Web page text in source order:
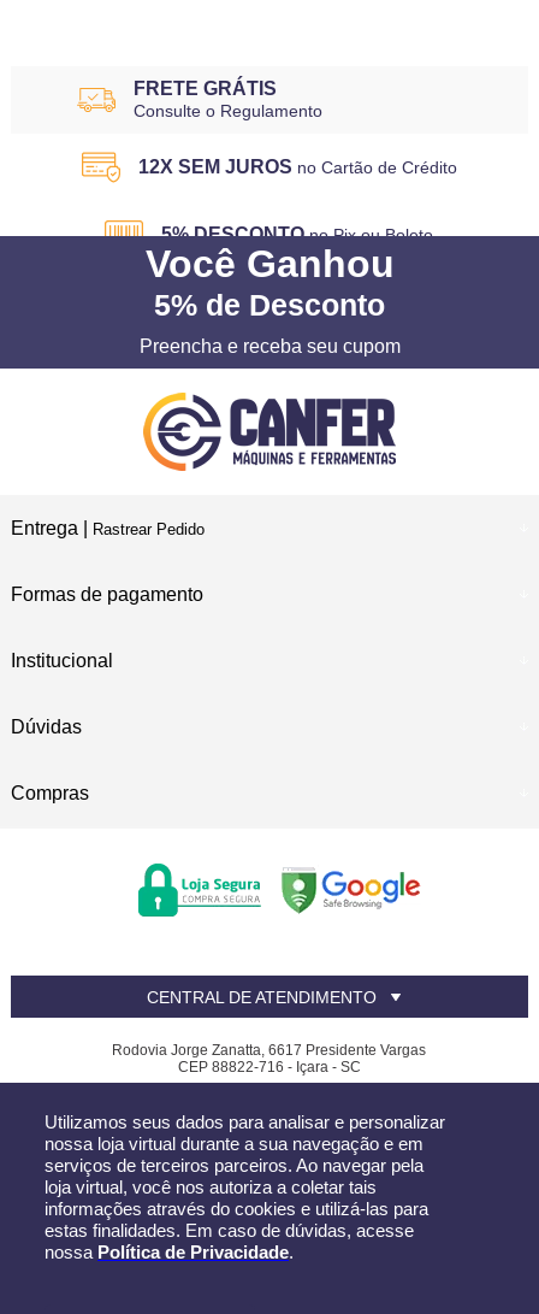
Utilizamos seus dados para analisar e personalizar
nossa loja virtual durante a sua navegação e em
serviços de terceiros parceiros. Ao navegar pela
loja virtual, você nos autoriza a coletar tais
informações através do cookies e utilizá-las para
estas finalidades. Em caso de dúvidas, acesse
nossa Política de Privacidade.
FRETE GRÁTIS
Consulte o Regulamento
12X SEM JUROS no Cartão de Crédito
5% DESCONTO no Pix ou Boleto
Você Ganhou
5% de Desconto
Preencha e receba seu cupom
Entrega | Rastrear Pedido
Formas de pagamento
Institucional
Dúvidas
Compras
CENTRAL DE ATENDIMENTO
Rodovia Jorge Zanatta, 6617 Presidente Vargas
CEP 88822-716 - Içara - SC
Todos os direitos reservados-Canfer-2026